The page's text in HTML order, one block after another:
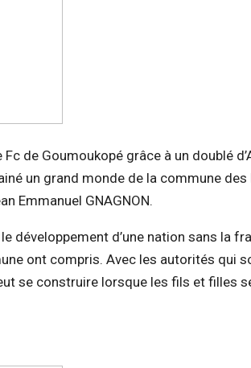
de Goumoukopé grâce à un doublé
un grand monde de la commune des
Emmanuel GNAGNON.
développement d’une nation sans la
ont compris. Avec les autorités qui
se construire lorsque les fils et filles